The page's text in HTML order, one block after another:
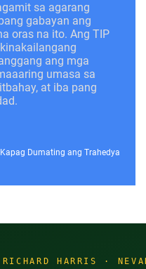
sa agarang
gabayan ang
oras na ito. Ang TIP
ang mga
umasa sa
at iba pang
Kapag Dumating ang Trahedya
HARRIS ·